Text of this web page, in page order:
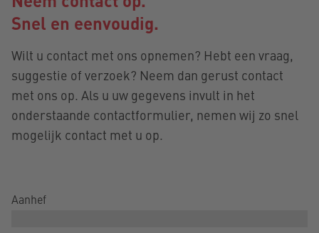
Snel en eenvoudig.
Wilt u contact met ons opnemen? Hebt een vraag,
suggestie of verzoek? Neem dan gerust contact
met ons op. Als u uw gegevens invult in het
onderstaande contactformulier, nemen wij zo snel
mogelijk contact met u op.
Aanhef